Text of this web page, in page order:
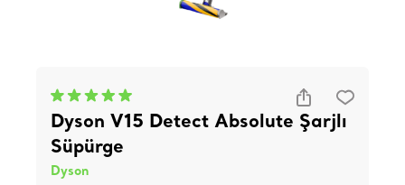
Dyson V15 Detect Absolute Şarjlı
Süpürge
Dyson